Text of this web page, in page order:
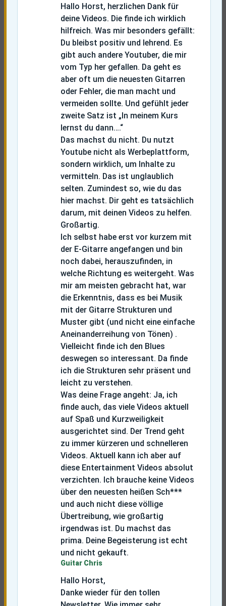
Hallo Horst, herzlichen Dank für
deine Videos. Die finde ich wirklich
hilfreich. Was mir besonders gefällt:
Du bleibst positiv und lehrend. Es
gibt auch andere Youtuber, die mir
vom Typ her gefallen. Da geht es
aber oft um die neuesten Gitarren
oder Fehler, die man macht und
vermeiden sollte. Und gefühlt jeder
zweite Satz ist „In meinem Kurs
lernst du dann….“
Das machst du nicht. Du nutzt
Youtube nicht als Werbeplattform,
sondern wirklich, um Inhalte zu
vermitteln. Das ist unglaublich
selten. Zumindest so, wie du das
hier machst. Dir geht es tatsächlich
darum, mit deinen Videos zu helfen.
Großartig.
Ich selbst habe erst vor kurzem mit
der E-Gitarre angefangen und bin
noch dabei, herauszufinden, in
welche Richtung es weitergeht. Was
mir am meisten gebracht hat, war
die Erkenntnis, dass es bei Musik
mit der Gitarre Strukturen und
Muster gibt (und nicht eine einfache
Aneinanderreihung von Tönen) .
Vielleicht finde ich den Blues
deswegen so interessant. Da finde
ich die Strukturen sehr präsent und
leicht zu verstehen.
Was deine Frage angeht: Ja, ich
finde auch, das viele Videos aktuell
auf Spaß und Kurzweiligkeit
ausgerichtet sind. Der Trend geht
zu immer kürzeren und schnelleren
Videos. Aktuell kann ich aber auf
diese Entertainment Videos absolut
verzichten. Ich brauche keine Videos
über den neuesten heißen Sch***
und auch nicht diese völlige
Übertreibung, wie großartig
irgendwas ist. Du machst das
prima. Deine Begeisterung ist echt
und nicht gekauft.
Guitar Chris
Hallo Horst,
Danke wieder für den tollen